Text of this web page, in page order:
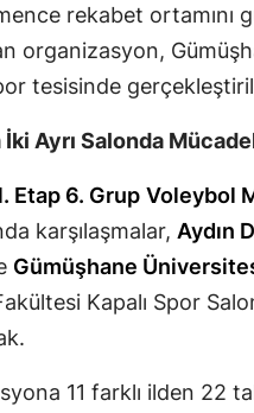
Kayseri
Kocaeli
Konya
Kütahya
rekabet ortamını
organizasyon,
tesisinde
İki Ayrı Salonda
Etap 6. Grup Voleybol
karşılaşmalar, Aydın
Gümüşhane
Kapalı Spor
11 farklı ilden 22